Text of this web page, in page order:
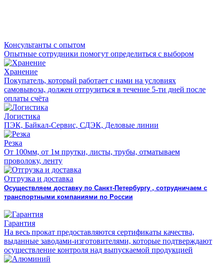
Консультанты с опытом
Опытные сотрудники помогут определиться с выбором
Хранение
Покупатель, который работает с нами на условиях
самовывоза, должен отгрузиться в течение 5-ти дней после
оплаты счёта
Логистика
ПЭК, Байкал-Сервис, СДЭК, Деловые линии
Резка
От 100мм, от 1м прутки, листы, трубы, отматываем
проволоку, ленту
Отгрузка и доставка
Осуществляем доставку по Санкт-Петербургу , сотрудничаем с
транспортными компаниями по России
Гарантия
На весь прокат предоставляются сертификаты качества,
выданные заводами-изготовителями, которые подтверждают
осуществление контроля над выпускаемой продукцией